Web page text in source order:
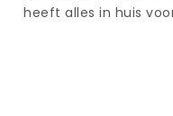
heeft alles in huis